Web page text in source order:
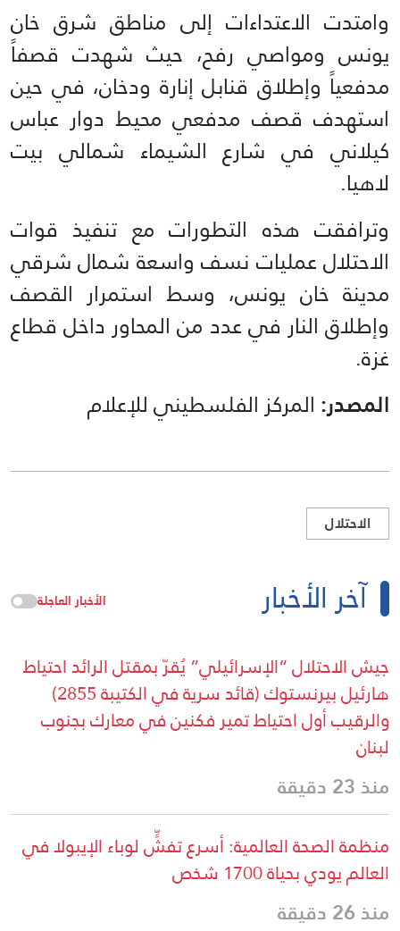
وامتدت الاعتداءات إلى مناطق شرق خان
يونس ومواصي رفح، حيث شهدت قصفاً
مدفعياً وإطلاق قنابل إنارة ودخان، في حين
استهدف قصف مدفعي محيط دوار عباس
كيلاني في شارع الشيماء شمالي بيت
لاهيا.
وترافقت هذه التطورات مع تنفيذ قوات
الاحتلال عمليات نسف واسعة شمال شرقي
مدينة خان يونس، وسط استمرار القصف
وإطلاق النار في عدد من المحاور داخل قطاع
غزة.
المصدر: المركز الفلسطيني للإعلام
الاحتلال
آخر الأخبار الأخبار العاجلة
جيش الاحتلال “الإسرائيلي” يُقرّ بمقتل الرائد احتياط
هارئيل بيرنستوك (قائد سرية في الكتيبة 2855)
والرقيب أول احتياط تمير فكنين في معارك بجنوب
لبنان
منذ 23 دقيقة
منظمة الصحة العالمية: أسرع تفشٍّ لوباء الإيبولا في
العالم يودي بحياة 1700 شخص
منذ 26 دقيقة